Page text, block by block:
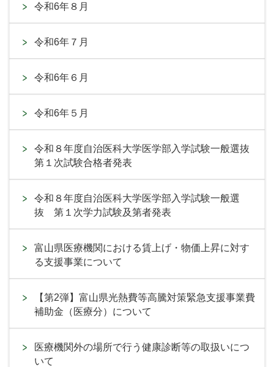
令和6年８月
令和6年７月
令和6年６月
令和6年５月
令和８年度自治医科大学医学部入学試験一般選抜
第１次試験合格者発表
令和８年度自治医科大学医学部入学試験一般選
抜 第１次学力試験及第者発表
富山県医療機関における賃上げ・物価上昇に対す
る支援事業について
【第2弾】富山県光熱費等高騰対策緊急支援事業費
補助金（医療分）について
医療機関外の場所で行う健康診断等の取扱いにつ
いて